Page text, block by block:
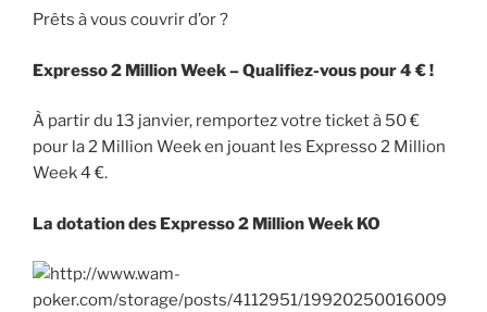
Prêts à vous couvrir d’or ?
Expresso 2 Million Week – Qualifiez-vous pour 4 € !
À partir du 13 janvier, remportez votre ticket à 50 €
pour la 2 Million Week en jouant les Expresso 2 Million
Week 4 €.
La dotation des Expresso 2 Million Week KO